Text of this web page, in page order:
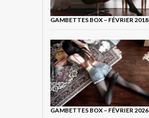
GAMBETTES BOX – FÉVRIER 2018
GAMBETTES BOX – FÉVRIER 2026